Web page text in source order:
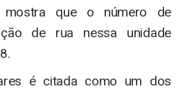
mostra que o número de
de rua nessa unidade
é citada como um dos